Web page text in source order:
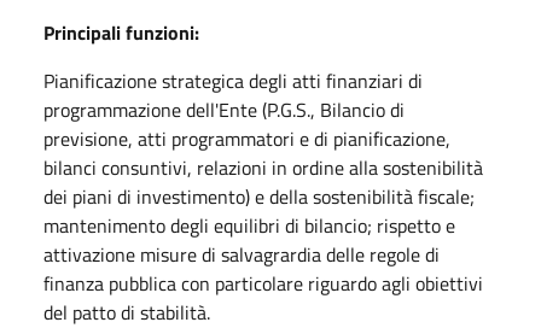
Principali funzioni:
Pianificazione strategica degli atti finanziari di
programmazione dell'Ente (P.G.S., Bilancio di
previsione, atti programmatori e di pianificazione,
bilanci consuntivi, relazioni in ordine alla sostenibilità
dei piani di investimento) e della sostenibilità fiscale;
mantenimento degli equilibri di bilancio; rispetto e
attivazione misure di salvagrardia delle regole di
finanza pubblica con particolare riguardo agli obiettivi
del patto di stabilità.